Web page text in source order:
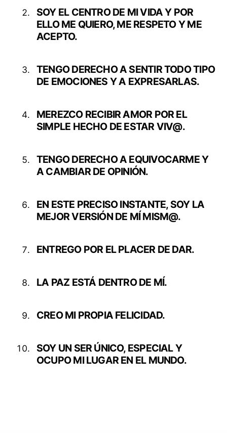
SOY EL CENTRO DE MI VIDA Y POR
ELLO ME QUIERO, ME RESPETO Y ME
ACEPTO.
TENGO DERECHO A SENTIR TODO TIPO
DE EMOCIONES Y A EXPRESARLAS.
MEREZCO RECIBIR AMOR POR EL
SIMPLE HECHO DE ESTAR VIV@.
TENGO DERECHO A EQUIVOCARME Y
A CAMBIAR DE OPINIÓN.
EN ESTE PRECISO INSTANTE, SOY LA
MEJOR VERSIÓN DE MÍ MISM@.
ENTREGO POR EL PLACER DE DAR.
LA PAZ ESTÁ DENTRO DE MÍ.
CREO MI PROPIA FELICIDAD.
SOY UN SER ÚNICO, ESPECIAL Y
OCUPO MI LUGAR EN EL MUNDO.